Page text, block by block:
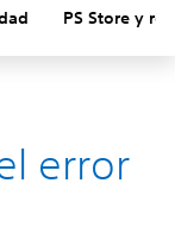
PS Store y
error